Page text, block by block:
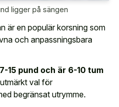
ligger på sängen
är en populär korsning som
och anpassningsbara
7-15 pund och är 6-10 tum
val för
begränsat utrymme.